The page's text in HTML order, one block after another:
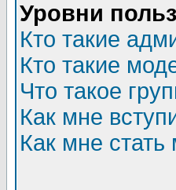
Уровни
Кто такие
Кто такие
Что такое
Как мне
Как мне